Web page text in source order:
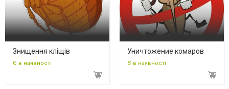
Знищення кліщів
Є в наявності
Уничтожение комаров
Є в наявності